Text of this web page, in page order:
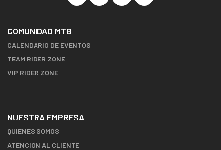
COMUNIDAD MTB
CALENDARIO DE EVENTOS
TEAM RIDER ZONE
VIP RIDER ZONE
NUESTRA EMPRESA
QUIENES SOMOS
ATENCION AL CLIENTE